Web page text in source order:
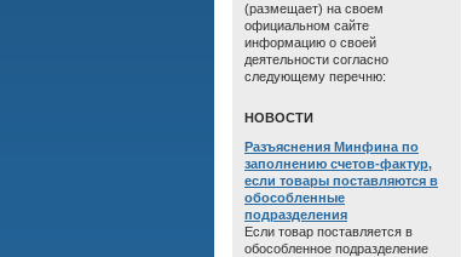
(размещает) на своем
официальном сайте
информацию о своей
деятельности согласно
следующему перечню:
HОВОСТИ
Разъяснения Минфина по
заполнению счетов-фактур,
если товары поставляются в
обособленные
подразделения
Если товар поставляется в
обособленное подразделение